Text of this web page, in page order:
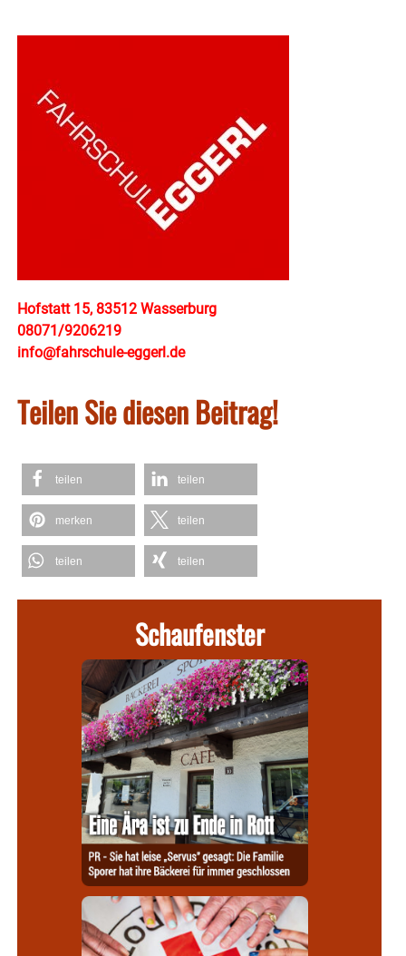
Hofstatt 15, 83512 Wasserburg
08071/9206219
info@fahrschule-eggerl.de
Teilen Sie diesen Beitrag!
teilen teilen
merken teilen
teilen teilen
Schaufenster